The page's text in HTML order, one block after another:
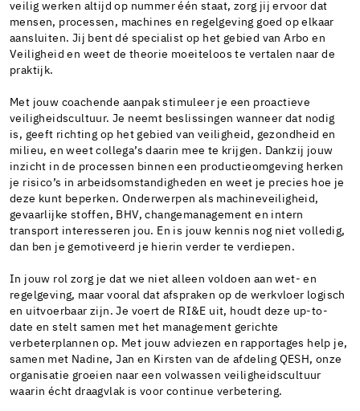
veilig werken altijd op nummer één staat, zorg jij ervoor dat
mensen, processen, machines en regelgeving goed op elkaar
aansluiten. Jij bent dé specialist op het gebied van Arbo en
Veiligheid en weet de theorie moeiteloos te vertalen naar de
praktijk.
Met jouw coachende aanpak stimuleer je een proactieve
veiligheidscultuur. Je neemt beslissingen wanneer dat nodig
is, geeft richting op het gebied van veiligheid, gezondheid en
milieu, en weet collega’s daarin mee te krijgen. Dankzij jouw
inzicht in de processen binnen een productieomgeving herken
je risico’s in arbeidsomstandigheden en weet je precies hoe je
deze kunt beperken. Onderwerpen als machineveiligheid,
gevaarlijke stoffen, BHV, changemanagement en intern
transport interesseren jou. En is jouw kennis nog niet volledig,
dan ben je gemotiveerd je hierin verder te verdiepen.
In jouw rol zorg je dat we niet alleen voldoen aan wet- en
regelgeving, maar vooral dat afspraken op de werkvloer logisch
en uitvoerbaar zijn. Je voert de RI&E uit, houdt deze up-to-
date en stelt samen met het management gerichte
verbeterplannen op. Met jouw adviezen en rapportages help je,
samen met Nadine, Jan en Kirsten van de afdeling QESH, onze
organisatie groeien naar een volwassen veiligheidscultuur
waarin écht draagvlak is voor continue verbetering.